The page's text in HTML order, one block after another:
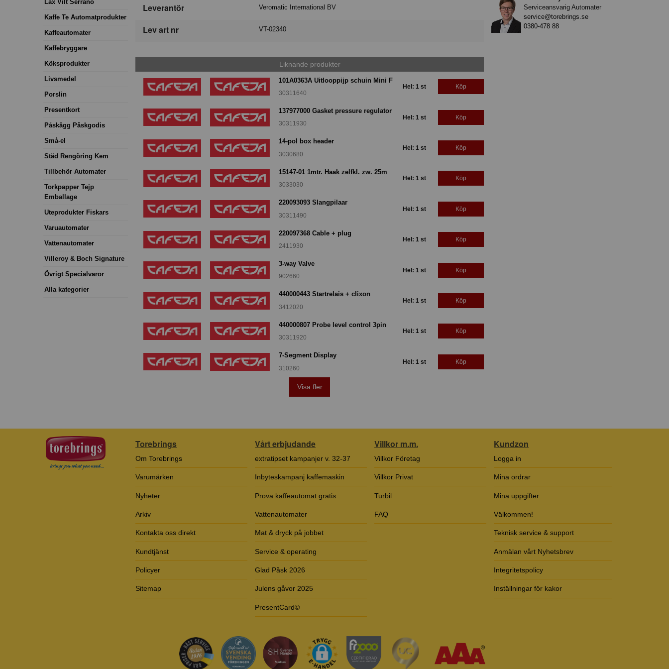
Lax Vilt Serrano
Kaffe Te Automatprodukter
Kaffeautomater
Kaffebryggare
Köksprodukter
Livsmedel
Porslin
Presentkort
Påskägg Påskgodis
Små-el
Städ Rengöring Kem
Tillbehör Automater
Torkpapper Tejp
Emballage
Uteprodukter Fiskars
Varuautomater
Vattenautomater
Villeroy & Boch Signature
Övrigt Specialvaror
Alla kategorier
Leverantör Veromatic International BV
Lev art nr VT-02340
Liknande produkter
101A0363A Uitlooppijp schuin Mini F
30311640
Hel: 1 st Köp
137977000 Gasket pressure regulator
30311930
Hel: 1 st Köp
14-pol box header
3030680
Hel: 1 st Köp
15147-01 1mtr. Haak zelfkl. zw. 25m
3033030
Hel: 1 st Köp
220093093 Slangpilaar
30311490
Hel: 1 st Köp
220097368 Cable + plug
2411930
Hel: 1 st Köp
3-way Valve
902660
Hel: 1 st Köp
440000443 Startrelais + clixon
3412020
Hel: 1 st Köp
440000807 Probe level control 3pin
30311920
Hel: 1 st Köp
7-Segment Display
310260
Hel: 1 st Köp
Visa fler
Serviceansvarig Automater
service@torebrings.se
0380-478 88
Torebrings
Om Torebrings
Varumärken
Nyheter
Arkiv
Kontakta oss direkt
Kundtjänst
Policyer
Sitemap
Vårt erbjudande
extratipset kampanjer v. 32-37
Inbyteskampanj kaffemaskin
Prova kaffeautomat gratis
Vattenautomater
Mat & dryck på jobbet
Service & operating
Glad Påsk 2026
Julens gåvor 2025
PresentCard©
Villkor m.m.
Villkor Företag
Villkor Privat
Turbil
FAQ
Kundzon
Logga in
Mina ordrar
Mina uppgifter
Välkommen!
Teknisk service & support
Anmälan vårt Nyhetsbrev
Integritetspolicy
Inställningar för kakor